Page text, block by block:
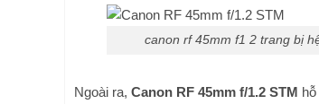
canon rf 45mm f1 2 trang bị
Ngoài ra, Canon RF 45mm f/1.2 STM